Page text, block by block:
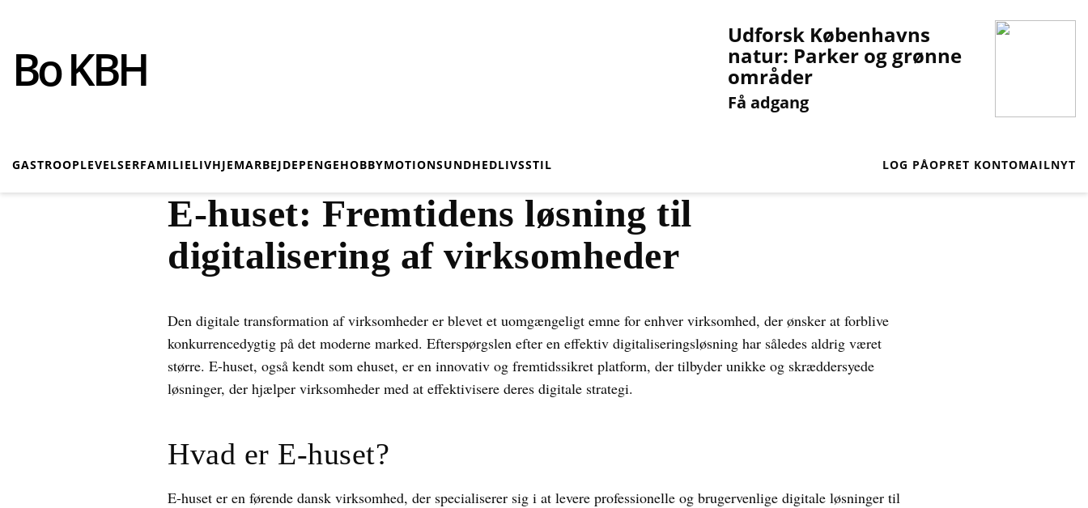
Bo KBH
Udforsk Københavns
natur: Parker og grønne
områder
Få adgang
GASTROOPLEVELSERFAMILIELIVHJEMARBEJDEPENGEHOBBYMOTIONSUNDHEDLIVSSTIL LOG PÅOPRET KONTOMAILNYT
E-huset: Fremtidens løsning til
digitalisering af virksomheder
Den digitale transformation af virksomheder er blevet et uomgængeligt emne for enhver virksomhed, der ønsker at forblive
konkurrencedygtig på det moderne marked. Efterspørgslen efter en effektiv digitaliseringsløsning har således aldrig været
større. E-huset, også kendt som ehuset, er en innovativ og fremtidssikret platform, der tilbyder unikke og skræddersyede
løsninger, der hjælper virksomheder med at effektivisere deres digitale strategi.
Hvad er E-huset?
E-huset er en førende dansk virksomhed, der specialiserer sig i at levere professionelle og brugervenlige digitale løsninger til